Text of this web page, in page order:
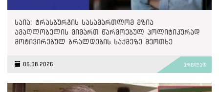
საია: ტრასბურგის სასამართლომ მზია
ამაღლობელის მიმართ წარმოებულ პოლიტიკურად
მოტივირებულ ბრალდების საქმეზე მეოთხე
06.08.2026 ვრცლად